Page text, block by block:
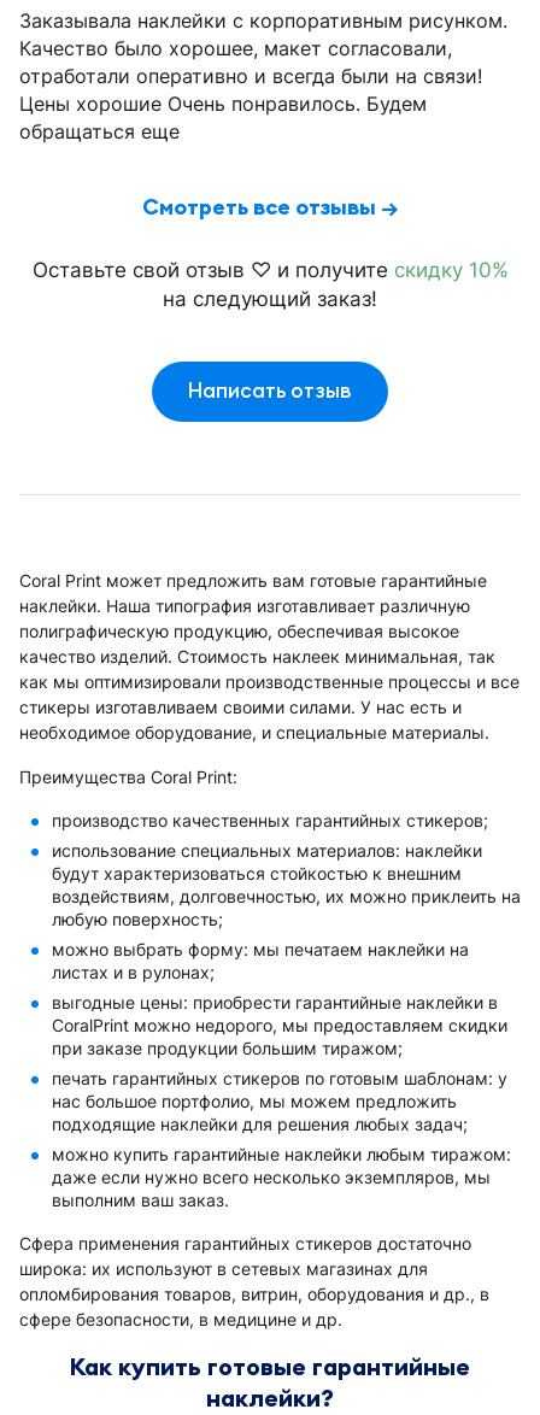
Заказывала наклейки с корпоративным рисунком.
Качество было хорошее, макет согласовали,
отработали оперативно и всегда были на связи!
Цены хорошие Очень понравилось. Будем
обращаться еще
Смотреть все отзывы →
Оставьте свой отзыв ♡ и получите скидку 10%
на следующий заказ!
Написать отзыв
Coral Print может предложить вам готовые гарантийные
наклейки. Наша типография изготавливает различную
полиграфическую продукцию, обеспечивая высокое
качество изделий. Стоимость наклеек минимальная, так
как мы оптимизировали производственные процессы и все
стикеры изготавливаем своими силами. У нас есть и
необходимое оборудование, и специальные материалы.
Преимущества Coral Print:
производство качественных гарантийных стикеров;
использование специальных материалов: наклейки
будут характеризоваться стойкостью к внешним
воздействиям, долговечностью, их можно приклеить на
любую поверхность;
можно выбрать форму: мы печатаем наклейки на
листах и в рулонах;
выгодные цены: приобрести гарантийные наклейки в
CoralPrint можно недорого, мы предоставляем скидки
при заказе продукции большим тиражом;
печать гарантийных стикеров по готовым шаблонам: у
нас большое портфолио, мы можем предложить
подходящие наклейки для решения любых задач;
можно купить гарантийные наклейки любым тиражом:
даже если нужно всего несколько экземпляров, мы
выполним ваш заказ.
Сфера применения гарантийных стикеров достаточно
широка: их используют в сетевых магазинах для
опломбирования товаров, витрин, оборудования и др., в
сфере безопасности, в медицине и др.
Как купить готовые гарантийные
наклейки?